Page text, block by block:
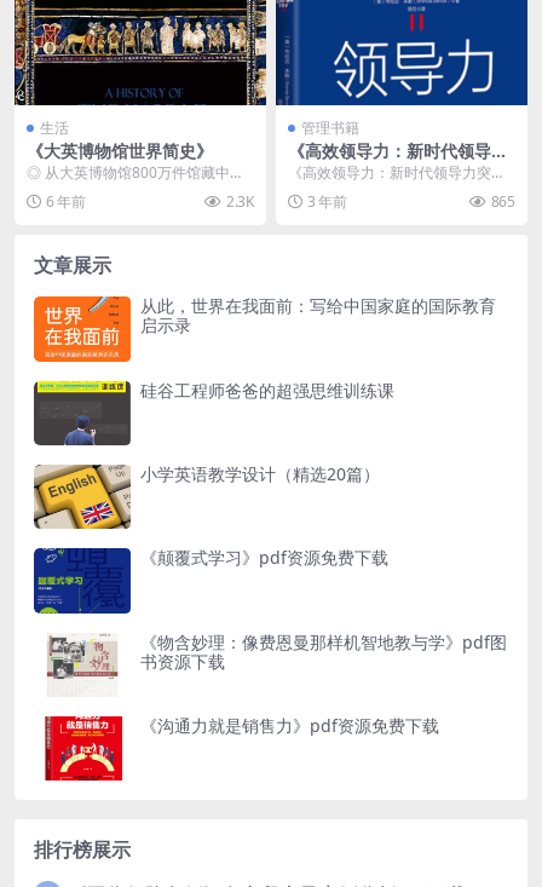
生活
《大英博物馆世界简史》
◎ 从大英博物馆800万件馆藏中精
选100件藏品 / 讲述人类200万年历
史 ◎...
6 年前 2.3K
管理书籍
《高效领导力：新时代领导力
突破的15个关键》pdf资源下
载
《高效领导力：新时代领导力突破
的15个关键》pdf资源下载介绍 书
名：高效领导力...
3 年前 865
文章展示
从此，世界在我面前：写给中国家庭的国际教育
启示录
硅谷工程师爸爸的超强思维训练课
小学英语教学设计（精选20篇）
《颠覆式学习》pdf资源免费下载
《物含妙理：像费恩曼那样机智地教与学》pdf图
书资源下载
《沟通力就是销售力》pdf资源免费下载
排行榜展示